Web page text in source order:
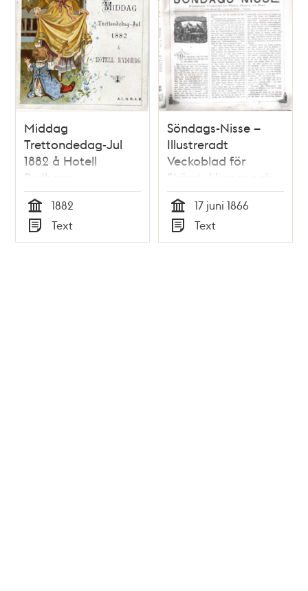
Middag
Trettondedag-Jul
1882 å Hotell
Rydberg
Tid
1882
Typ
Text
Söndags-Nisse –
Illustreradt
Veckoblad för
Skämt, Humor och
Satir, nr 24, den 17
juni 1866 om
Stockholmsutställningen
1866
Tid
17 juni 1866
Typ
Text